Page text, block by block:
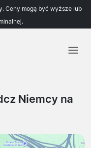
Ceny mogą być wyższe lub
Niemcy na